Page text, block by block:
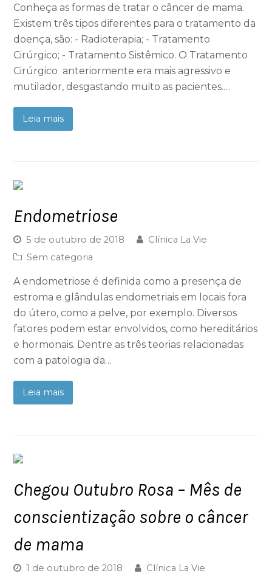
Conheça as formas de tratar o câncer de mama.
Existem três tipos diferentes para o tratamento da
doença, são: - Radioterapia; - Tratamento
Cirúrgico; - Tratamento Sistêmico. O Tratamento
Cirúrgico anteriormente era mais agressivo e
mutilador, desgastando muito as pacientes.…
Leia mais
Endometriose
5 de outubro de 2018
Clínica La Vie
Sem categoria
A endometriose é definida como a presença de
estroma e glândulas endometriais em locais fora
do útero, como a pelve, por exemplo. Diversos
fatores podem estar envolvidos, como hereditários
e hormonais. Dentre as três teorias relacionadas
com a patologia da…
Leia mais
Chegou Outubro Rosa – Mês de
conscientização sobre o câncer
de mama
1 de outubro de 2018
Clínica La Vie